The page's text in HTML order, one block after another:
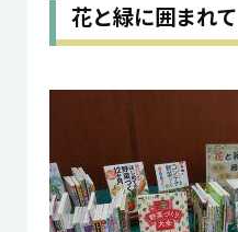
花と緑に囲まれて